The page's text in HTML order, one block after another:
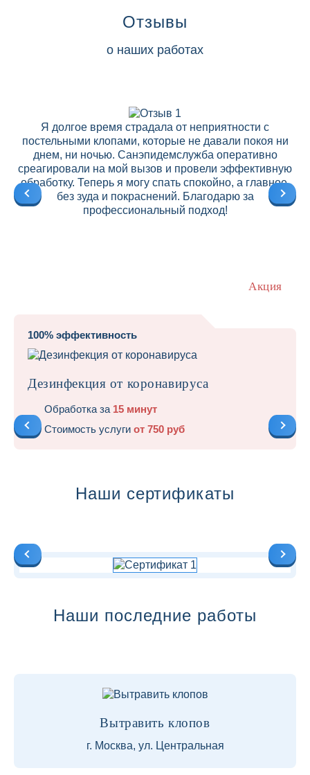
Отзывы
о наших работах
Я долгое время страдала от неприятности с
постельными клопами, которые не давали покоя ни
днем, ни ночью. Санэпидемслужба оперативно
среагировали на мой вызов и провели эффективную
обработку. Теперь я могу спать спокойно, а главное,
без зуда и покраснений. Благодарю за
профессиональный подход!
Акция
100% эффективность
Дезинфекция от коронавируса
Обработка за 15 минут
Стоимость услуги от 750 руб
Наши сертификаты
Наши последние работы
Вытравить клопов
г. Москва, ул. Центральная